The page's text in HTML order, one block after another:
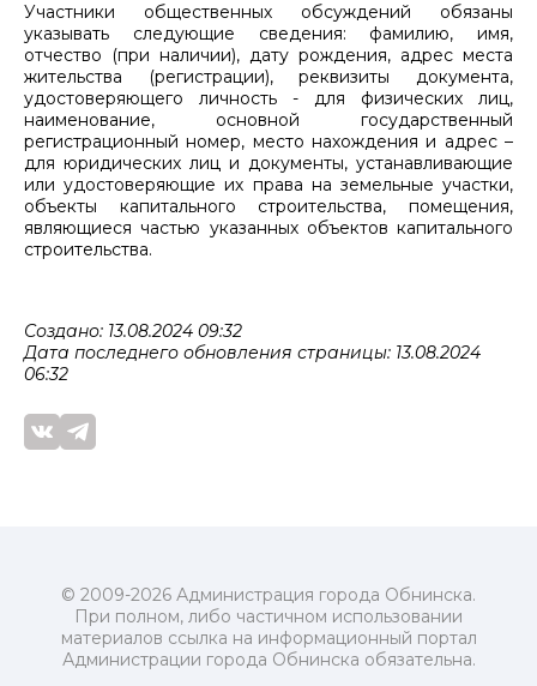
Участники общественных обсуждений обязаны
указывать следующие сведения: фамилию, имя,
отчество (при наличии), дату рождения, адрес места
жительства (регистрации), реквизиты документа,
удостоверяющего личность - для физических лиц,
наименование, основной государственный
регистрационный номер, место нахождения и адрес –
для юридических лиц и документы, устанавливающие
или удостоверяющие их права на земельные участки,
объекты капитального строительства, помещения,
являющиеся частью указанных объектов капитального
строительства.
Создано: 13.08.2024 09:32
Дата последнего обновления страницы: 13.08.2024
06:32
© 2009-2026 Администрация города Обнинска.
При полном, либо частичном использовании
материалов ссылка на информационный портал
Администрации города Обнинска обязательна.